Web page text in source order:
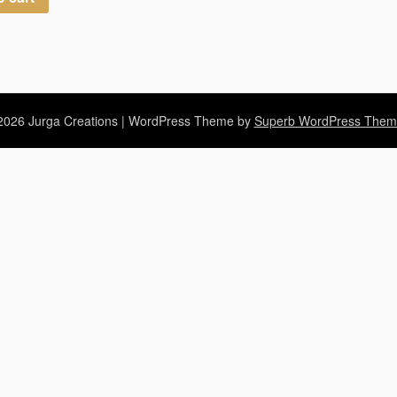
Jurga Creations | WordPress Theme by Superb WordPress